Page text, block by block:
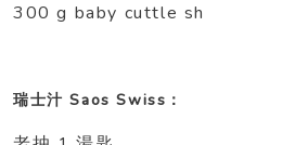
300 g baby cuttle sh
瑞士汁Saos Swiss ：